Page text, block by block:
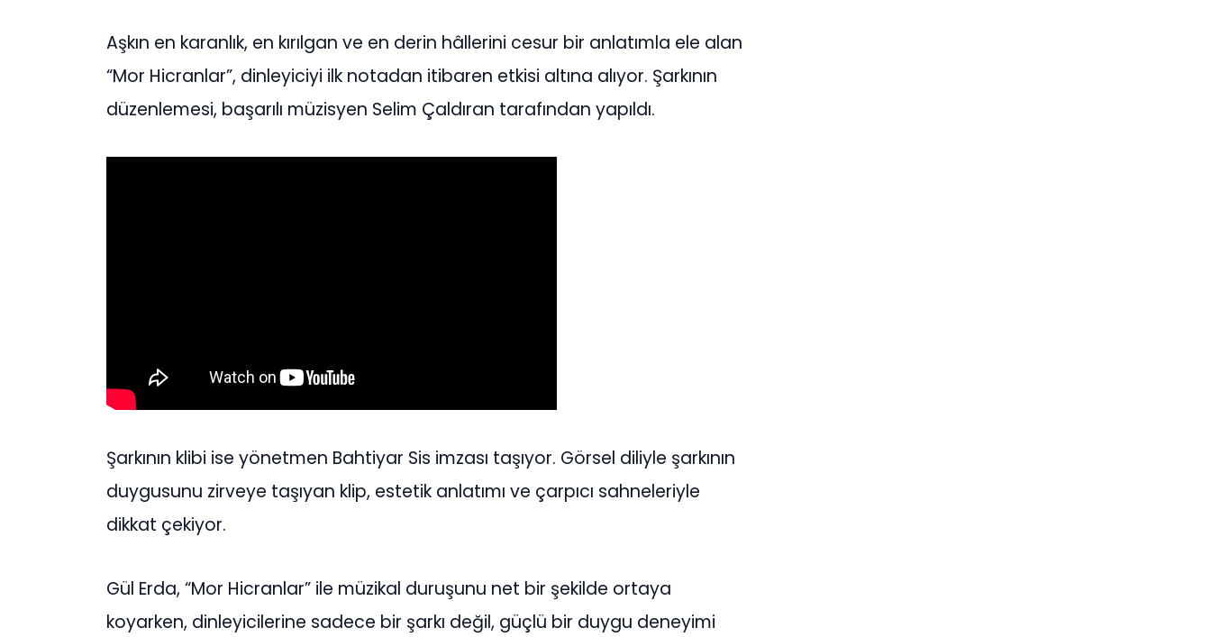
Aşkın en karanlık, en kırılgan ve en derin hâllerini cesur bir anlatımla ele alan
“Mor Hicranlar”, dinleyiciyi ilk notadan itibaren etkisi altına alıyor. Şarkının
düzenlemesi, başarılı müzisyen Selim Çaldıran tarafından yapıldı.
Şarkının klibi ise yönetmen Bahtiyar Sis imzası taşıyor. Görsel diliyle şarkının
duygusunu zirveye taşıyan klip, estetik anlatımı ve çarpıcı sahneleriyle
dikkat çekiyor.
Gül Erda, “Mor Hicranlar” ile müzikal duruşunu net bir şekilde ortaya
koyarken, dinleyicilerine sadece bir şarkı değil, güçlü bir duygu deneyimi